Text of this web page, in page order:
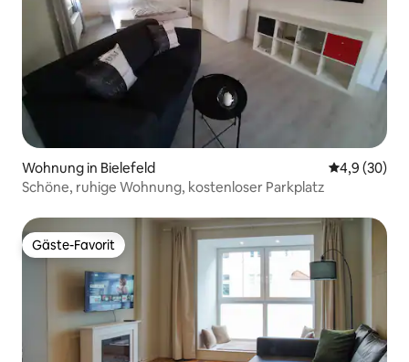
Wohnung in Bielefeld
4,9 (30)
Schöne, ruhige Wohnung, kostenloser Parkplatz
Gäste-Favorit
Gäste-Favorit